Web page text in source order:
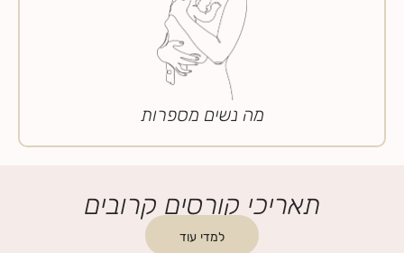
מה נשים מספרות
תאריכי קורסים קרובים
למדי עוד